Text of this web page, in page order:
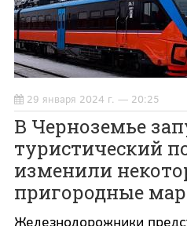
29 января 2024 г. — 20:25
В Черноземье
туристический
изменили
пригородные
Железнодорожники